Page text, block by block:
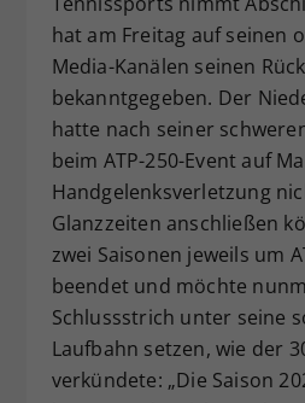
hat am Freitag auf seinen
Media-Kanälen seinen
bekanntgegeben. Der
hatte nach seiner
beim ATP-250-Event auf
Handgelenksverletzung
Glanzzeiten anschließen
zwei Saisonen jeweils um
beendet und möchte
Schlussstrich unter seine
Laufbahn setzen, wie der
verkündete: „Die Saison
Zweck
Dieser Wert
Einstellungen.
zufällig
historische
vorgenommen
Webseiten-
hat.